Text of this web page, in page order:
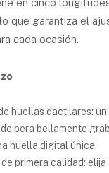
que garantiza el
cada ocasión.
huellas dactilares:
pera bellamente
huella digital única.
primera calidad: elija